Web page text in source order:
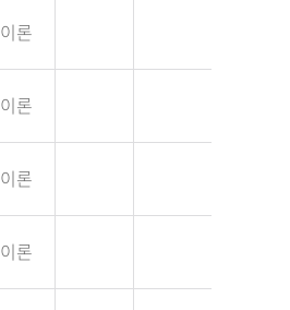
이론
이론
이론
이론